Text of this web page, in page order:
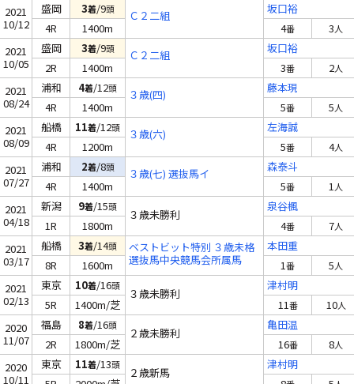
2021
10/12
盛岡 3着/9頭 Ｃ２二組
坂口裕
4R
1400m 4番 3人
2021
10/05
盛岡 3着/9頭 Ｃ２二組
坂口裕
2R
1400m 3番 2人
2021
08/24
浦和 4着/12頭 ３歳(四)
藤本現
4R
1400m 5番 5人
2021
08/09
船橋 11着/12頭 ３歳(六)
左海誠
4R
1200m 5番 4人
2021
07/27
浦和 2着/8頭 ３歳(七) 選抜馬イ
森泰斗
4R
1400m 5番 1人
2021
04/18
新潟 9着/15頭
３歳未勝利
泉谷楓
1R
1800m 4番 7人
2021
03/17
船橋 3着/14頭
ベストビット特別 ３歳未格
選抜馬中央競馬会所属馬
本田重
8R
1600m 1番 5人
2021
02/13
東京 10着/16頭
３歳未勝利
津村明
5R
1400m/芝 11番 10人
2020
11/07
福島 8着/16頭
２歳未勝利
亀田温
2R
1800m/芝 16番 8人
2020
10/11
東京 11着/13頭
２歳新馬
津村明